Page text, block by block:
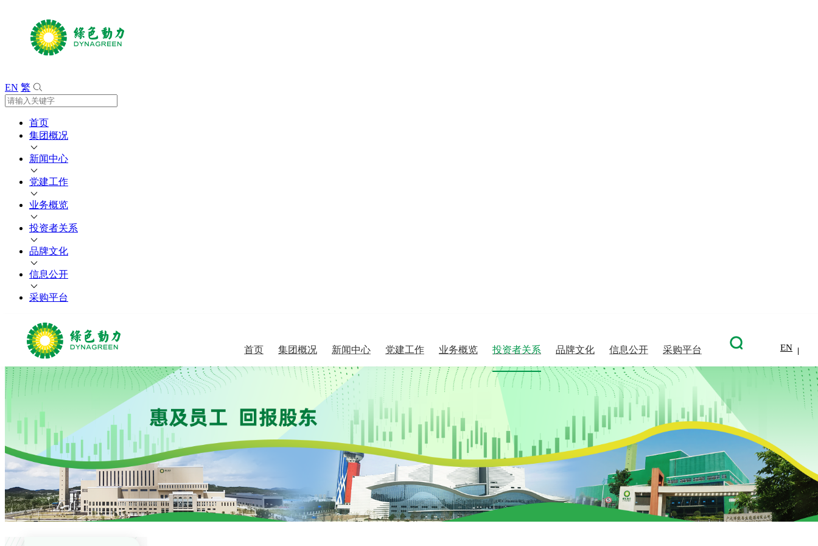
EN 繁
首页
集团概况
新闻中心
党建工作
业务概览
投资者关系
品牌文化
信息公开
采购平台
首页 集团概况
集团简介
公司治理
新闻中心
集团新闻
行业聚焦
媒体报道
党建工作
党建信息
纪检巡察
专题专栏
监督举报
业务概览
垃圾发电
厨余（餐厨）
处置
污泥处置
垃圾收（转）
运
环保特色产业
投资者关系
信息披露
品牌文化
企业文化
视觉绿动
社会责任
人才发展
信息公开
企业信息
环境保护
信息披露
采购平台 EN